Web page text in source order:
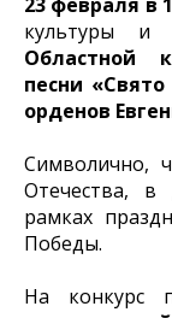
культуры и
Областной
песни
орденов
Символично,
Отечества,
рамках
Победы.
На конкурс